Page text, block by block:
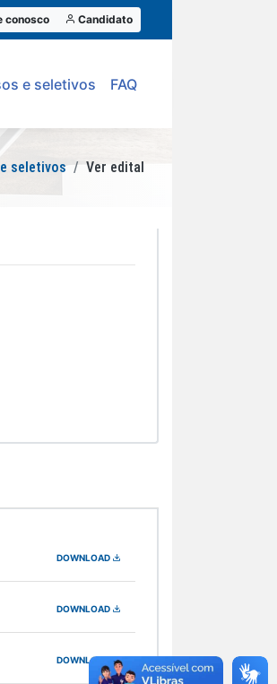
conosco Candidato
e seletivos FAQ
seletivos Ver edital
DOWNLOAD
DOWNLOAD
DOWNLOAD